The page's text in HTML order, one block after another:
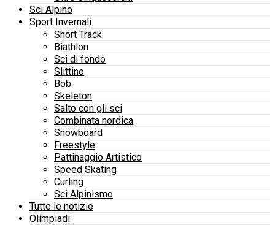
Sci Alpino
Sport Invernali
Short Track
Biathlon
Sci di fondo
Slittino
Bob
Skeleton
Salto con gli sci
Combinata nordica
Snowboard
Freestyle
Pattinaggio Artistico
Speed Skating
Curling
Sci Alpinismo
Tutte le notizie
Olimpiadi